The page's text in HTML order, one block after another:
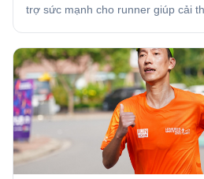
trợ sức mạnh cho runner giúp cải